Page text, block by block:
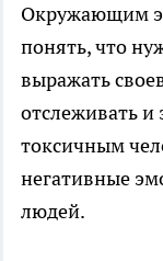
Окружающим
понять, что
выражать
отслеживать
токсичным
негативные
людей.